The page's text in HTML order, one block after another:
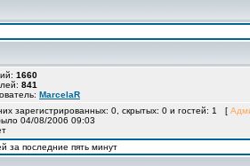
1660
841
MarcelaR
них зарегистрированных: 0, скрытых: 0 и гостей: 1 [
04/08/2006 09:03
за последние пять минут